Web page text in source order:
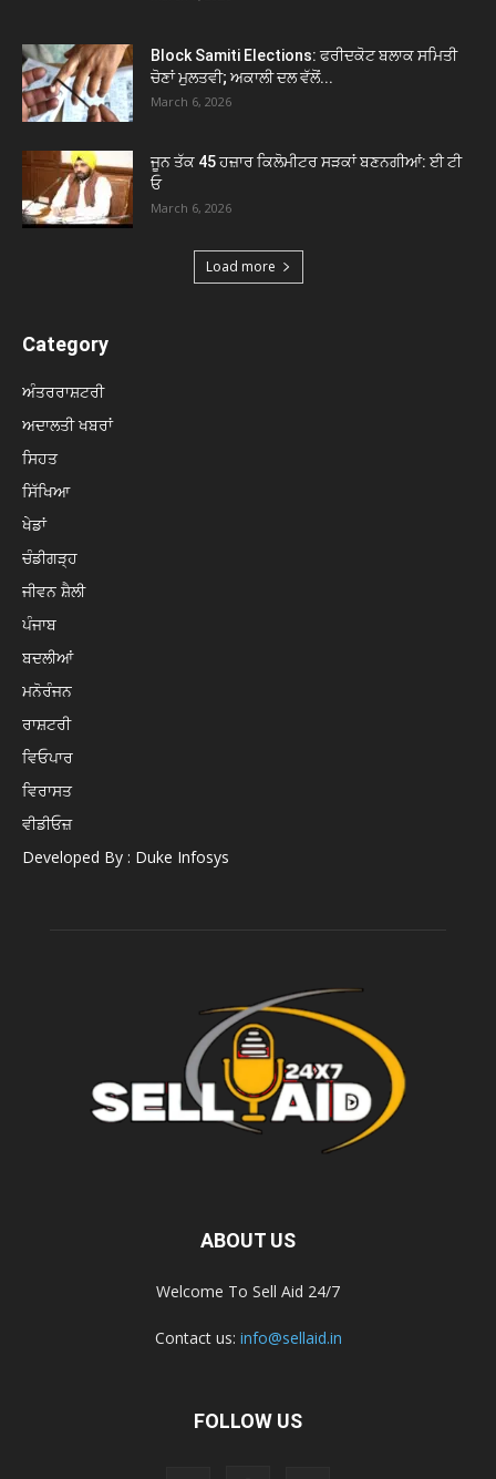
Block Samiti Elections: ਫਰੀਦਕੋਟ ਬਲਾਕ ਸਮਿਤੀ
ਚੋਣਾਂ ਮੁਲਤਵੀ; ਅਕਾਲੀ ਦਲ ਵੱਲੋਂ...
March 6, 2026
ਜੂਨ ਤੱਕ 45 ਹਜ਼ਾਰ ਕਿਲੋਮੀਟਰ ਸੜਕਾਂ ਬਣਨਗੀਆਂ: ਈ ਟੀ
ਓ
March 6, 2026
Load more
Category
ਅੰਤਰਰਾਸ਼ਟਰੀ
ਅਦਾਲਤੀ ਖਬਰਾਂ
ਸਿਹਤ
ਸਿੱਖਿਆ
ਖੇਡਾਂ
ਚੰਡੀਗੜ੍ਹ
ਜੀਵਨ ਸ਼ੈਲੀ
ਪੰਜਾਬ
ਬਦਲੀਆਂ
ਮਨੋਰੰਜਨ
ਰਾਸ਼ਟਰੀ
ਵਿਓਪਾਰ
ਵਿਰਾਸਤ
ਵੀਡੀਓਜ਼
Developed By : Duke Infosys
ABOUT US
Welcome To Sell Aid 24/7
Contact us: info@sellaid.in
FOLLOW US